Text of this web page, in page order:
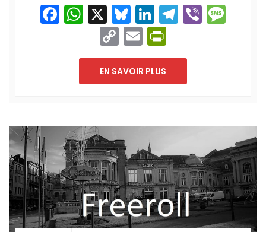
Facebook
WhatsApp
X Bluesky
LinkedIn
Telegram
Viber
Copy
Link
Email
EN SAVOIR PLUS